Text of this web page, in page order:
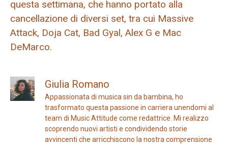
questa settimana, che hanno portato alla
cancellazione di diversi set, tra cui Massive
Attack, Doja Cat, Bad Gyal, Alex G e Mac
DeMarco.
Giulia Romano
Appassionata di musica sin da bambina, ho
trasformato questa passione in carriera unendomi al
team di Music Attitude come redattrice. Mi realizzo
scoprendo nuovi artisti e condividendo storie
avvincenti che arricchiscono la nostra comprensione